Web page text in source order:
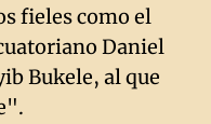
fieles como el
Daniel
Bukele, al que